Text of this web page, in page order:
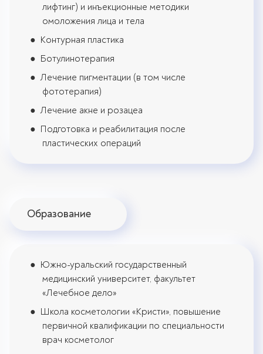
лифтинг) и инъекционные методики
омоложения лица и тела
Контурная пластика
Ботулинотерапия
Лечение пигментации (в том числе
фототерапия)
Лечение акне и розацеа
Подготовка и реабилитация после
пластических операций
Образование
Южно-уральский государственный
медицинский университет, факультет
«Лечебное дело»
Школа косметологии «Кристи», повышение
первичной квалификации по специальности
врач косметолог